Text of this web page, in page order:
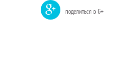
поделиться в G+